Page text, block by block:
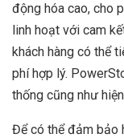
động hóa cao, cho
linh hoạt với cam
khách hàng có thể
phí hợp lý.
thống cũng như
Để có thể đảm bảo